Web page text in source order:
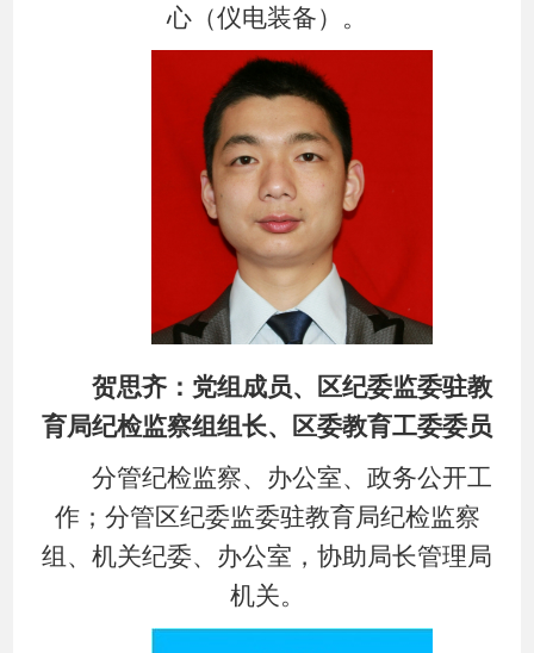
心（仪电装备）。
贺思齐：党组成员、区纪委监委驻教
育局纪检监察组组长、区委教育工委委员
分管纪检监察、办公室、政务公开工
作；分管区纪委监委驻教育局纪检监察
组、机关纪委、办公室，协助局长管理局
机关。